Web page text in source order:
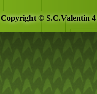
Copyright © S.C.Valentin